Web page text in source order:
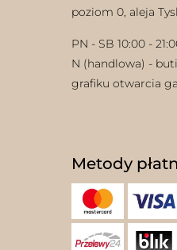
poziom 0, aleja
PN - SB 10:00 -
N (handlowa) -
grafiku otwarcia
Metody